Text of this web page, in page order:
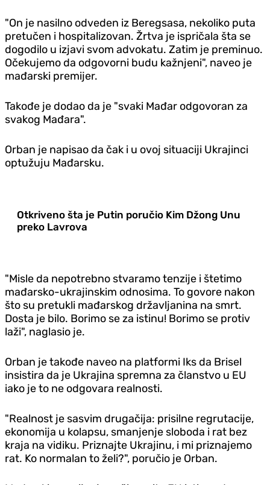
"On je nasilno odveden iz Beregsasa, nekoliko puta
pretučen i hospitalizovan. Žrtva je ispričala šta se
dogodilo u izjavi svom advokatu. Zatim je preminuo.
Očekujemo da odgovorni budu kažnjeni", naveo je
mađarski premijer.
Takođe je dodao da je "svaki Mađar odgovoran za
svakog Mađara".
Orban je napisao da čak i u ovoj situaciji Ukrajinci
optužuju Mađarsku.
Otkriveno šta je Putin poručio Kim Džong Unu
preko Lavrova
"Misle da nepotrebno stvaramo tenzije i štetimo
mađarsko-ukrajinskim odnosima. To govore nakon
što su pretukli mađarskog državljanina na smrt.
Dosta je bilo. Borimo se za istinu! Borimo se protiv
laži", naglasio je.
Orban je takođe naveo na platformi Iks da Brisel
insistira da je Ukrajina spremna za članstvo u EU
iako je to ne odgovara realnosti.
"Realnost je sasvim drugačija: prisilne regrutacije,
ekonomija u kolapsu, smanjenje sloboda i rat bez
kraja na vidiku. Priznajte Ukrajinu, i mi priznajemo
rat. Ko normalan to želi?", poručio je Orban.